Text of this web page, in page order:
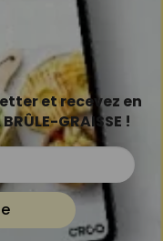
et recevez en
GRAISSE !